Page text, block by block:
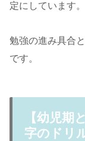
定にしています。
勉強の進み具合
です。
【幼児期
字のドリ